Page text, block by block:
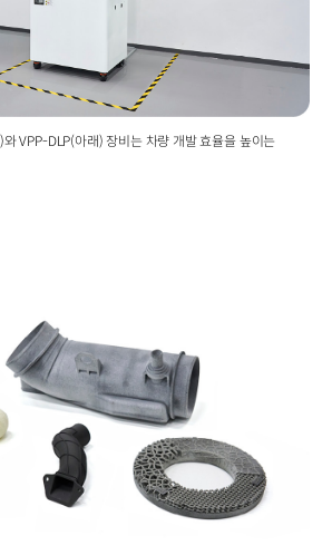
VPP-DLP(아래) 장비는 차량 개발 효율을 높이는